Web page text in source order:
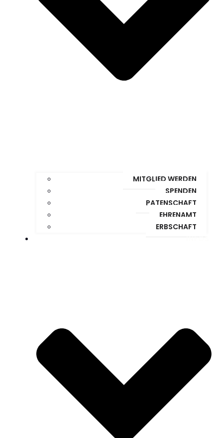
MITGLIED WERDEN
SPENDEN
PATENSCHAFT
EHRENAMT
ERBSCHAFT
INFOS